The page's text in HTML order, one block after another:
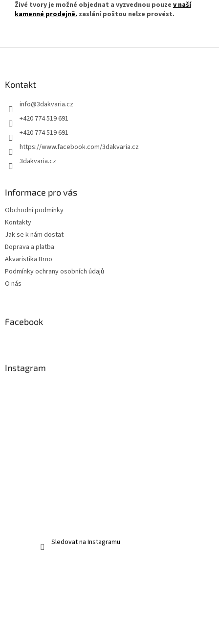
Živé tvory je možné objednat a vyzvednou pouze v naší
kamenné prodejně. zaslání poštou nelze provést.
Kontakt
info@3dakvaria.cz
+420 774 519 691
+420 774 519 691
https://www.facebook.com/3dakvaria.cz
3dakvaria.cz
Informace pro vás
Obchodní podmínky
Kontakty
Jak se k nám dostat
Doprava a platba
Akvaristika Brno
Podmínky ochrany osobních údajů
O nás
Facebook
Instagram
Sledovat na Instagramu